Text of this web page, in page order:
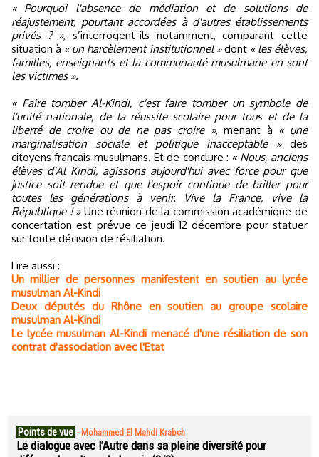
« Pourquoi l'absence de médiation et de solutions de
réajustement, pourtant accordées à d'autres établissements
privés ? », s’interrogent-ils notamment, comparant cette
situation à « un harcèlement institutionnel »dont « les élèves,
familles, enseignants et la communauté musulmane en sont
les victimes ».
« Faire tomber Al-Kindi, c'est faire tomber un symbole de
l'unité nationale, de la réussite scolaire pour tous et de la
liberté de croire ou de ne pas croire », menant à « une
marginalisation sociale et politique inacceptable »des
citoyens français musulmans. Et de conclure : « Nous, anciens
élèves d'Al Kindi, agissons aujourd'hui avec force pour que
justice soit rendue et que l'espoir continue de briller pour
toutes les générations à venir. Vive la France, vive la
République ! »Une réunion de la commission académique de
concertation est prévue ce jeudi 12 décembre pour statuer
sur toute décision de résiliation.
Lire aussi :
Un millier de personnes manifestent en soutien au lycée
musulman Al-Kindi
Deux députés du Rhône en soutien au groupe scolaire
musulman Al-Kindi
Le lycée musulman Al-Kindi menacé d'une résiliation de son
contrat d'association avec l'Etat
Points de vue - Mohammed El Mahdi Krabch
Le dialogue avec l’Autre dans sa pleine diversité pour